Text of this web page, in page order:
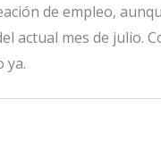
de empleo,
actual mes de julio.
ya.